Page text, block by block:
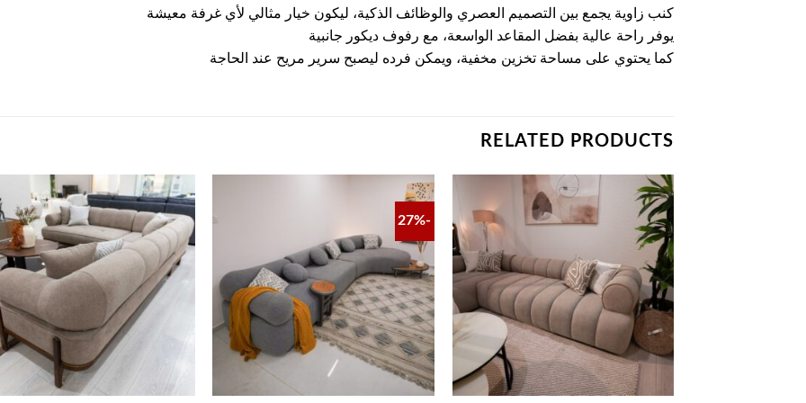
كنب زاوية يجمع بين التصميم العصري والوظائف الذكية، ليكون خيار مثالي لأي غرفة معيشة
يوفر راحة عالية بفضل المقاعد الواسعة، مع رفوف ديكور جانبية
كما يحتوي على مساحة تخزين مخفية، ويمكن فرده ليصبح سرير مريح عند الحاجة
RELATED PRODUCTS
-27%